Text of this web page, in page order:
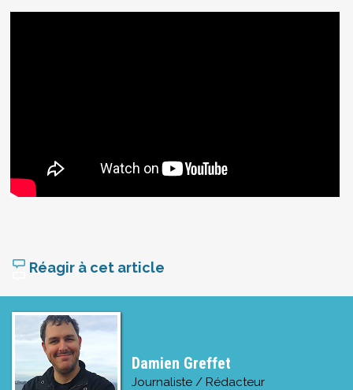
Réagir à cet article
Damien Greffet
Journaliste / Rédacteur